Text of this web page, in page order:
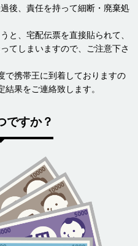
後、責任を持って細断・廃棄処
と、宅配伝票を直接貼られて、
てしまいますので、ご注意下さ
で携帯王に到着しておりますの
果をご連絡致します。
ですか？